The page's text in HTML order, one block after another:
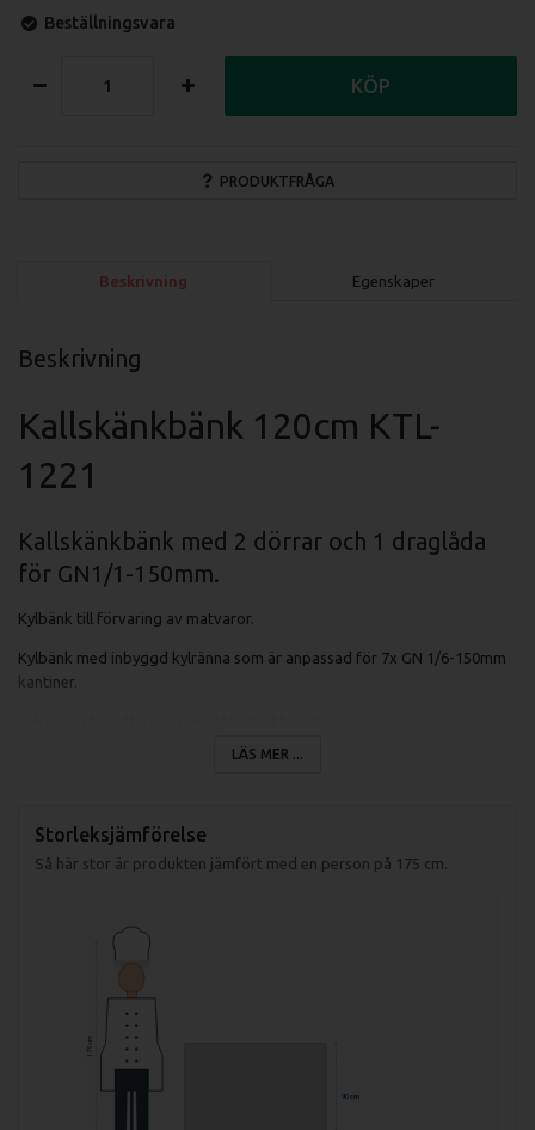
Beställningsvara
PRODUKTFRÅGA
KÖP
Beskrivning Egenskaper
Beskrivning
Kallskänkbänk 120cm KTL-
1221
Kallskänkbänk med 2 dörrar och 1 draglåda
för GN1/1-150mm.
Kylbänk till förvaring av matvaror.
Kylbänk med inbyggd kylränna som är anpassad för 7x GN 1/6-150mm
kantiner.
Temperaturområde mellan +2°C till +7°C.
underhåll.
Lådan över kompressorn är anpassad för en GN 1/1 -150mm kantin.
Mjukstängande lådor.
Modul med 3 draglådor: GN 1/1 -150mm.
Modul med 4 draglådor: GN1/1 -100mm.
LÄS MER ...
Storleksjämförelse
Så här stor är produkten jämfört med en person på 175 cm.
175 cm
90 cm